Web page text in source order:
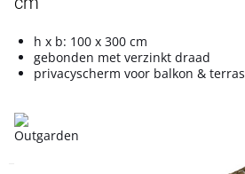
h x b: 100 x 300 cm
gebonden met verzinkt draad
privacyscherm voor balkon & terras